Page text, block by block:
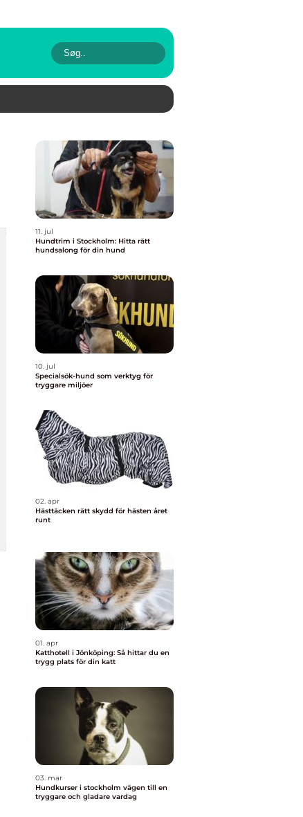
11. jul
Hundtrim i Stockholm: Hitta rätt
hundsalong för din hund
10. jul
Specialsök-hund som verktyg för
tryggare miljöer
02. apr
Hästtäcken rätt skydd för hästen året
runt
01. apr
Katthotell i Jönköping: Så hittar du en
trygg plats för din katt
03. mar
Hundkurser i stockholm vägen till en
tryggare och gladare vardag